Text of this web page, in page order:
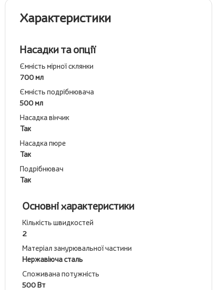
Характеристики
Насадки та опції
Ємність мірної склянки
700 мл
Ємність подрібнювача
500 мл
Насадка вінчик
Так
Насадка пюре
Так
Подрібнювач
Так
Основні характеристики
Кількість швидкостей
2
Матеріал занурювальної частини
Нержавіюча сталь
Споживана потужність
500 Вт